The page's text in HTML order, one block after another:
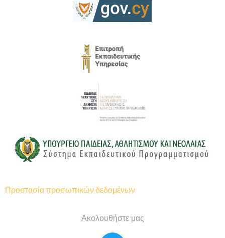
Προστασία προσωπικών δεδομένων
Ακολουθήστε μας